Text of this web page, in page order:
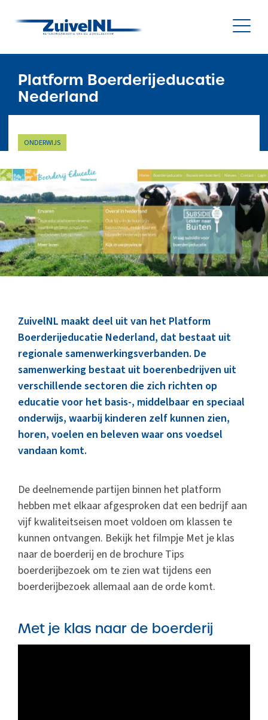
Duurzaamheid
Diergezondheid
Onderzoek & Innovatie
Gegevensbeheer & Verstrekking
Marktinformatie
Platform Boerderijeducatie
Nederland
ONDERWIJS
ZuivelNL maakt deel uit van het Platform
Boerderijeducatie Nederland, dat bestaat uit
regionale samenwerkingsverbanden. De
samenwerking bestaat uit boerenbedrijven uit
verschillende sectoren die zich richten op
educatie voor het basis-, middelbaar en speciaal
onderwijs, waarbij kinderen zelf kunnen zien,
horen, voelen en beleven waar ons voedsel
vandaan komt.
De deelnemende partijen binnen het platform
hebben met elkaar afgesproken dat een bedrijf aan
vijf kwaliteitseisen moet voldoen om klassen te
kunnen ontvangen. Bekijk het filmpje Met je klas
naar de boerderij en de brochure Tips
boerderijbezoek om te zien wat tijdens een
boerderijbezoek allemaal aan de orde komt.
Met je klas naar de boerderij